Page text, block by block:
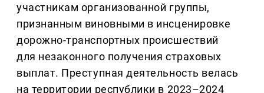
участникам организованной группы,
признанным виновными в инсценировке
дорожно-транспортных происшествий
для незаконного получения страховых
выплат. Преступная деятельность велась
на территории республики в 2023–2024